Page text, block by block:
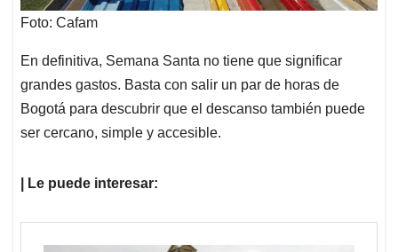
Foto: Cafam
En definitiva, Semana Santa no tiene que significar
grandes gastos. Basta con salir un par de horas de
Bogotá para descubrir que el descanso también puede
ser cercano, simple y accesible.
| Le puede interesar: